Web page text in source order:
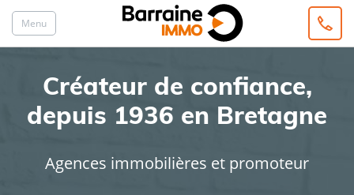
Menu
Créateur de confiance,
depuis 1936 en Bretagne
Agences immobilières et promoteur